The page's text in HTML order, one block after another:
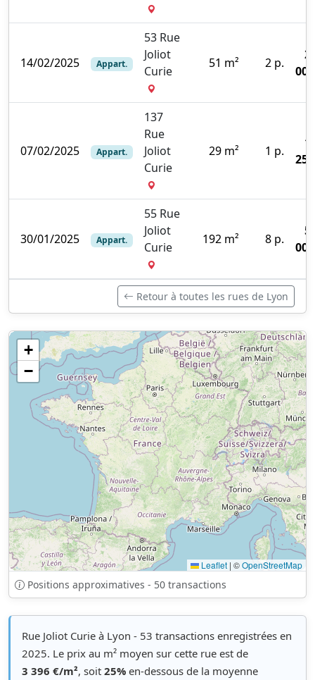
14/02/2025 Appart.
53 Rue
Joliot
Curie
51 m² 2 p.
07/02/2025 Appart.
137
Rue
Joliot
Curie
29 m² 1 p.
30/01/2025 Appart.
55 Rue
Joliot
Curie
192 m² 8 p.
Retour à toutes les rues de Lyon
+
−
Leaflet | ©OpenStreetMap
Positions approximatives - 50 transactions
Rue Joliot Curie à Lyon - 53 transactions enregistrées en
2025. Le prix au m² moyen sur cette rue est de
3 396 €/m², soit 25% en-dessous de la moyenne